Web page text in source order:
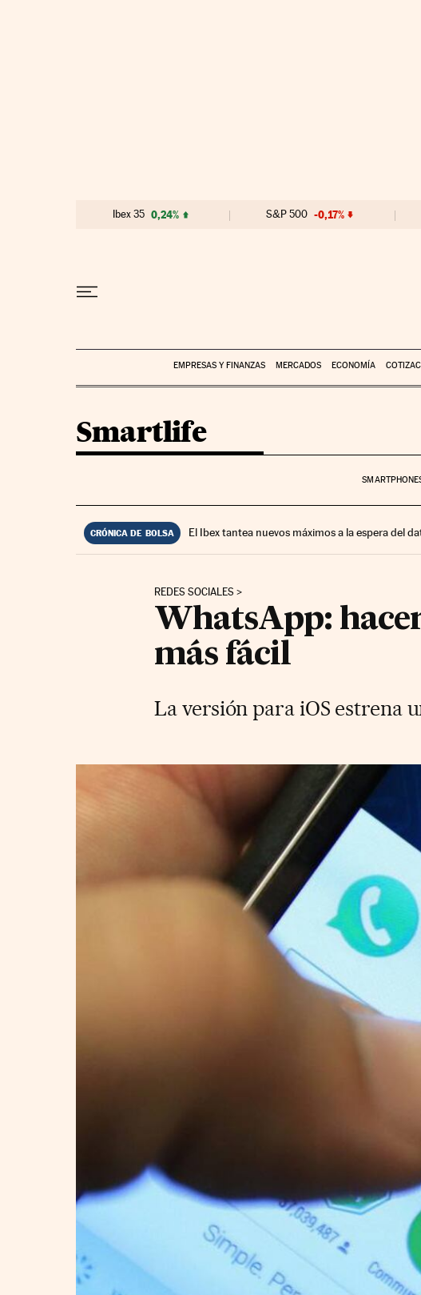
Ibex 35 0,24% S&P 500 -0,17%
EMPRESAS Y FINANZAS MERCADOS ECONOMÍA
Smartlife
CRÓNICA DE BOLSA El Ibex tantea nuevos máximos a la espera del
REDES SOCIALES
WhatsApp:
más fácil
La versión para iOS estrena